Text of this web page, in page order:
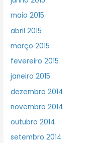
maio 2015
abril 2015
março 2015
fevereiro 2015
janeiro 2015
dezembro 2014
novembro 2014
outubro 2014
setembro 2014